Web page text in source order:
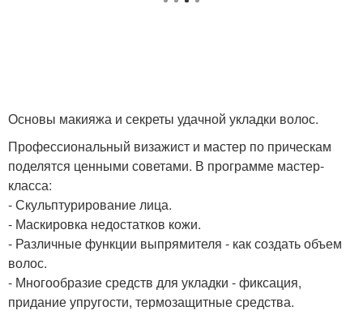
Основы макияжа и секреты удачной укладки волос.
Профессиональный визажист и мастер по прическам
поделятся ценными советами. В программе мастер-
класса:
- Скульптурирование лица.
- Маскировка недостатков кожи.
- Различные функции выпрямителя - как создать объем
волос.
- Многообразие средств для укладки - фиксация,
придание упругости, термозащитные средства.